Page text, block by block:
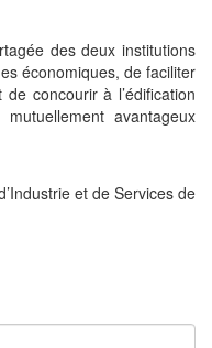
des deux institutions
économiques, de faciliter
concourir à l’édification
avantageux
et de Services de